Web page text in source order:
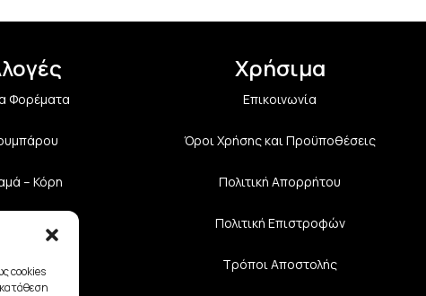
cookies
Φορέματα
– Κόρη
Χρήσιμα
Επικοινωνία
Όροι Χρήσης και Προϋποθέσεις
Πολιτική Aπορρήτου
Πολιτική Επιστροφών
Τρόποι Αποστολής